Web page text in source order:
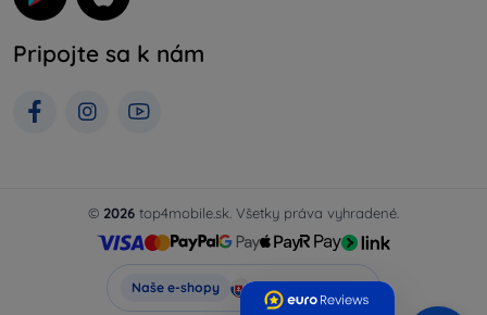
Pripojte sa k nám
© 2026 top4mobile.sk. Všetky práva vyhradené.
Naše e-shopy Top4Mobile.sk